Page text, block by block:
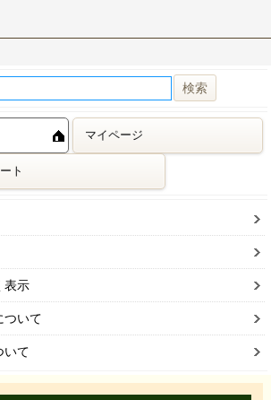
マイページ
ト
表示
ついて
いて